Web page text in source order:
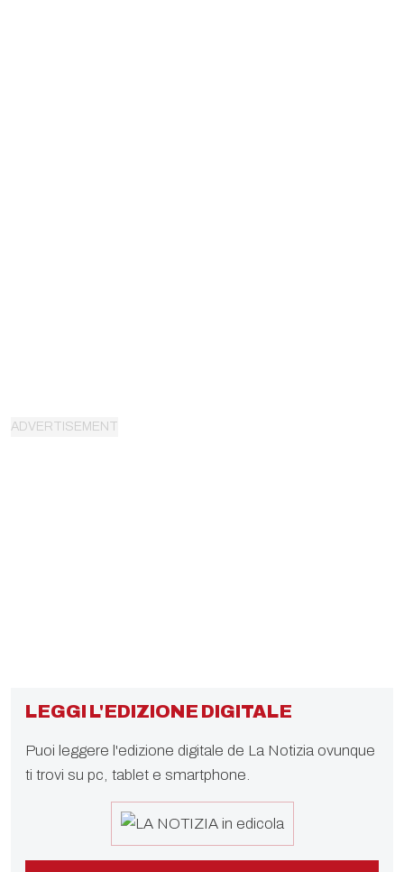
LEGGI L'EDIZIONE DIGITALE
Puoi leggere l'edizione digitale de La Notizia ovunque
ti trovi su pc, tablet e smartphone.